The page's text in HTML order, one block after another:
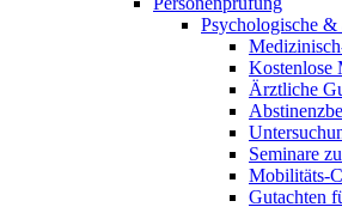
Psychologische &
Kostenlose
Ärztliche
Seminare
Mobilitäts-
Gutachten